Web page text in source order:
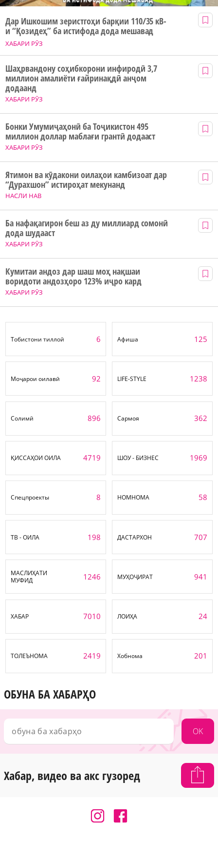
ХАБАРИ РӮЗ
Дар Ишкошим зеристгоҳи барқии 110/35 кВ-
и “Қозидеҳ” ба истифода дода мешавад
ХАБАРИ РӮЗ
Шаҳрвандону соҳибкорони инфиродӣ 3,7
миллион амалиёти ғайринақдӣ анҷом
додаанд
ХАБАРИ РӮЗ
Бонки Умумиҷаҳонӣ ба Тоҷикистон 495
миллион доллар маблағи грантӣ додааст
НАСЛИ НАВ
Ятимон ва кӯдакони оилаҳои камбизоат дар
“Дурахшон” истироҳат мекунанд
ХАБАРИ РӮЗ
Ба нафақагирон беш аз ду миллиард сомонӣ
дода шудааст
ХАБАРИ РӮЗ
Кумитаи андоз дар шаш моҳ нақшаи
воридоти андозҳоро 123% иҷро кард
Тобистони тиллоӣ 6 Афиша 125
Моҷарои оилавӣ 92 LIFE-STYLE 1238
Солимӣ 896 Сармоя 362
ҚИССАҲОИ ОИЛА 4719 ШОУ - БИЗНЕС 1969
Спецпроекты 8 НОМНОМА 58
ТВ - ОИЛА 198 ДАСТАРХОН 707
МАСЛИҲАТИ
МУФИД
1246 МУҲОҶИРАТ 941
ХАБАР 7010 ЛОИҲА 24
ТОЛЕЪНОМА 2419 Хобнома 201
ОБУНА БА ХАБАРҲО
OK
Хабар, видео ва акс гузоред